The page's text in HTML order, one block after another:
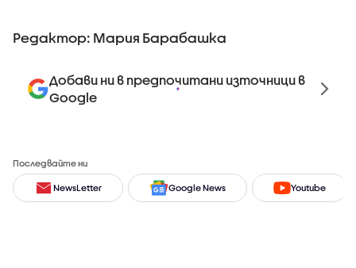
Редактор: Мария Барабашка
Добави ни в предпочитани източници в
Google
Последвайте ни
NewsLetter Google News Youtube